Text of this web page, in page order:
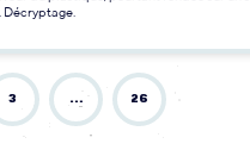
3 … 26